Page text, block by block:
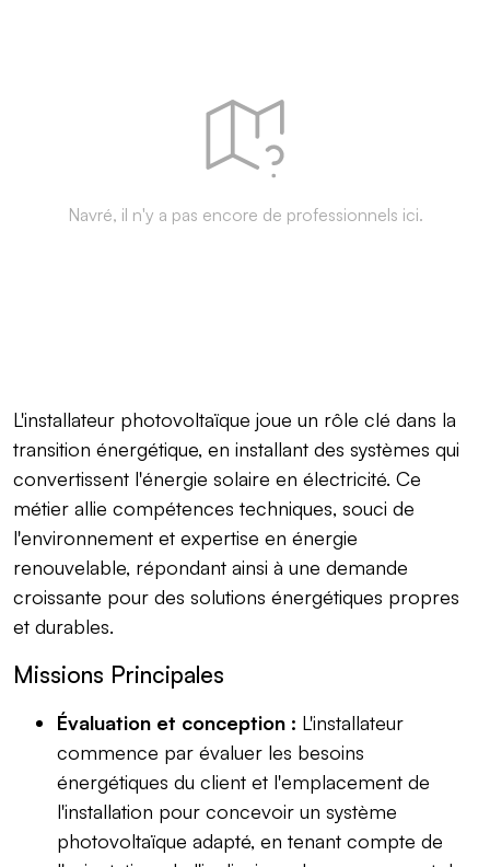
Navré, il n'y a pas encore de professionnels ici.
L'installateur photovoltaïque joue un rôle clé dans la
transition énergétique, en installant des systèmes qui
convertissent l'énergie solaire en électricité. Ce
métier allie compétences techniques, souci de
l'environnement et expertise en énergie
renouvelable, répondant ainsi à une demande
croissante pour des solutions énergétiques propres
et durables.
Missions Principales
Évaluation et conception : L'installateur
commence par évaluer les besoins
énergétiques du client et l'emplacement de
l'installation pour concevoir un système
photovoltaïque adapté, en tenant compte de